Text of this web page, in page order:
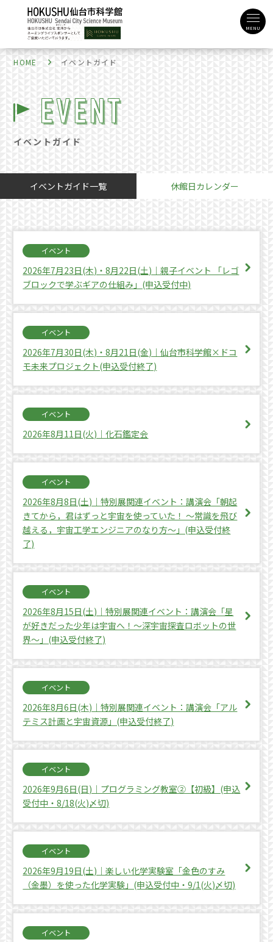
MENU
HOME イベントガイド
イベントガイド
イベントガイド一覧 休館日カレンダー
イベント
2026年7月23日(木)・8月22日(土)｜親子イベント 「レゴ
ブロックで学ぶギアの仕組み」(申込受付中)
イベント
2026年7月30日(木)・8月21日(金)｜仙台市科学館×ドコ
モ未来プロジェクト(申込受付終了)
イベント
2026年8月11日(火)｜化石鑑定会
イベント
2026年8月8日(土)｜特別展関連イベント：講演会「朝起
きてから，君はずっと宇宙を使っていた！ 〜常識を飛び
越える，宇宙工学エンジニアのなり方〜」(申込受付終
了)
イベント
2026年8月15日(土)｜特別展関連イベント：講演会「星
が好きだった少年は宇宙へ！～深宇宙探査ロボットの世
界～」(申込受付終了)
イベント
2026年8月6日(木)｜特別展関連イベント：講演会「アル
テミス計画と宇宙資源」(申込受付終了)
イベント
2026年9月6日(日)｜プログラミング教室②【初級】(申込
受付中・8/18(火)〆切)
イベント
2026年9月19日(土)｜楽しい化学実験室「金色のすみ
（金墨）を使った化学実験」(申込受付中・9/1(火)〆切)
イベント